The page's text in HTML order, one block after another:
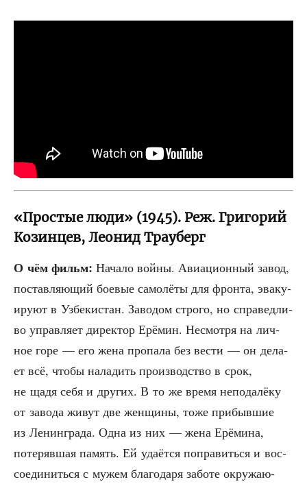
«Простые люди» (1945). Реж. Григорий
Козинцев, Леонид Трауберг
О чём фильм: Нача­ло вой­ны. Авиа­ци­он­ный завод,
постав­ля­ю­щий бое­вые само­лё­ты для фрон­та, эва­ку­
и­ру­ют в Узбе­ки­стан. Заво­дом стро­го, но спра­вед­ли­
во управ­ля­ет дирек­тор Ерё­мин. Несмот­ря на лич­
ное горе — его жена про­па­ла без вести — он дела­
ет всё, что­бы нала­дить про­из­вод­ство в срок,
не щадя себя и дру­гих. В то же вре­мя непо­да­лё­ку
от заво­да живут две жен­щи­ны, тоже при­быв­шие
из Ленин­гра­да. Одна из них — жена Ерё­ми­на,
поте­ряв­шая память. Ей уда­ёт­ся попра­вить­ся и вос­
со­еди­нить­ся с мужем бла­го­да­ря забо­те окру­жа­ю­